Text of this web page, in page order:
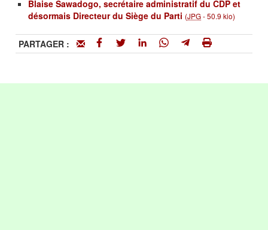
Blaise Sawadogo, secrétaire administratif du CDP et
désormais Directeur du Siège du Parti (JPG-50.9 kio)
PARTAGER :